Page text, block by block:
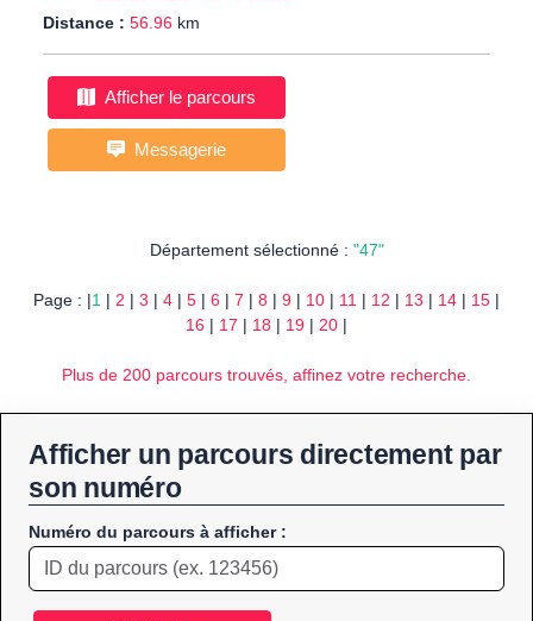
Distance : 56.96 km
Afficher le parcours
Messagerie
Département sélectionné : "47"
Page : |1 | 2 | 3 | 4 | 5 | 6 | 7 | 8 | 9 | 10 | 11 | 12 | 13 | 14 | 15 |
16 | 17 | 18 | 19 | 20 |
Plus de 200 parcours trouvés, affinez votre recherche.
Afficher un parcours directement par
son numéro
Numéro du parcours à afficher :